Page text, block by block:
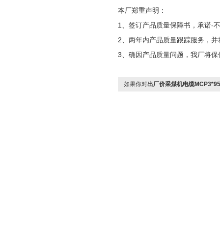
本厂郑重声明：
1、签订产品质量保障书，承诺-
2、两年内产品质量跟踪服务，
3、确因产品质量问题，我厂将
如果你对出厂价采煤机电缆